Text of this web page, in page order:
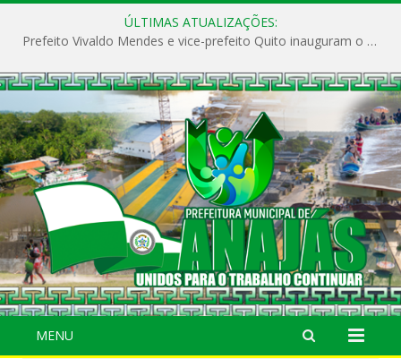
ÚLTIMAS ATUALIZAÇÕES:
Prefeito Vivaldo Mendes e vice-prefeito Quito inauguram o CAPS e fortalecem a saúde pública em Anajás.
MENU